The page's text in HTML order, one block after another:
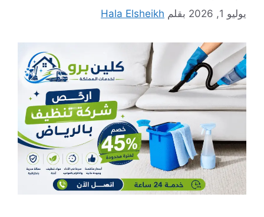
يوليو 1, 2026 بقلم Hala Elsheikh